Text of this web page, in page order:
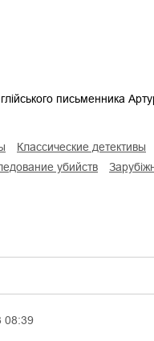
письменника
классические детективы
убийств
08:39